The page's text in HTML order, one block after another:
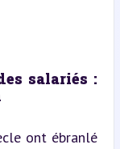
salariés :
ont ébranlé